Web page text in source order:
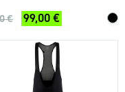
€ 99,00 €